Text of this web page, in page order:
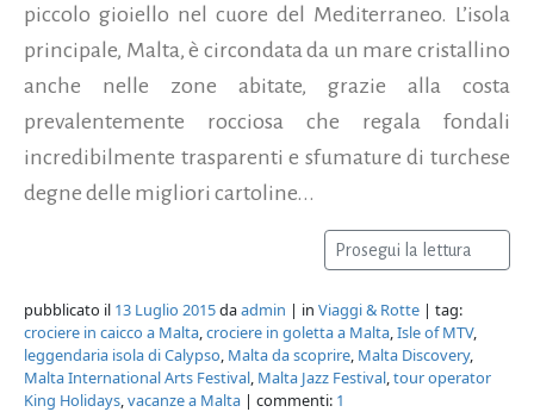
piccolo gioiello nel cuore del Mediterraneo. L’isola
principale, Malta, è circondata da un mare cristallino
anche nelle zone abitate, grazie alla costa
prevalentemente rocciosa che regala fondali
incredibilmente trasparenti e sfumature di turchese
degne delle migliori cartoline...
Prosegui la lettura
pubblicato il 13 Luglio 2015daadmin | in Viaggi & Rotte | tag:
crociere in caicco a Malta,crociere in goletta a Malta,Isle of MTV,
leggendaria isola di Calypso, Malta da scoprire, Malta Discovery,
Malta International Arts Festival, Malta Jazz Festival,tour operator
King Holidays,vacanze a Malta | commenti: 1